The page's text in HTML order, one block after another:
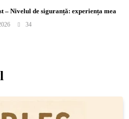
– Nivelul de siguranță: experiența mea
34